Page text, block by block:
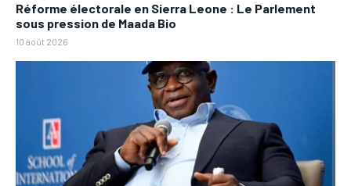
Réforme électorale en Sierra Leone : Le Parlement
sous pression de Maada Bio
10 août 2026